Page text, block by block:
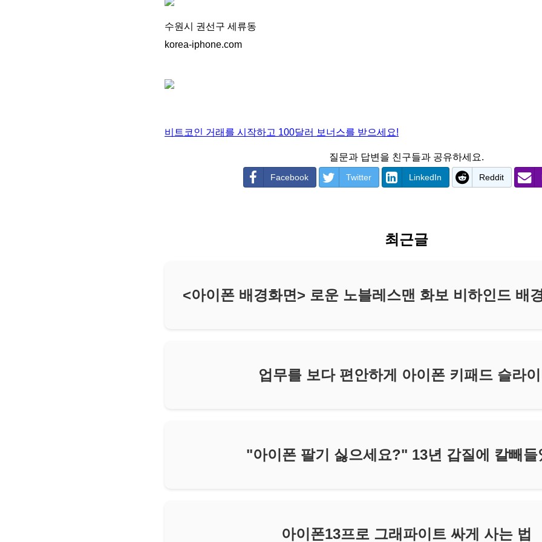
수원시 권선구 세류동
korea-iphone.com
비트코인 거래를 시작하고 100달러 보너스를 받으세요!
질문과 답변을 친구들과 공유하세요.
Facebook Twitter LinkedIn Reddit
최근글
<아이폰 배경화면> 로운 노블레스맨 화보 비하인드 배
업무를 보다 편안하게 아이폰 키패드 슬라이
"아이폰 팔기 싫으세요?" 13년 갑질에 칼빼들
아이폰13프로 그래파이트 싸게 사는 법